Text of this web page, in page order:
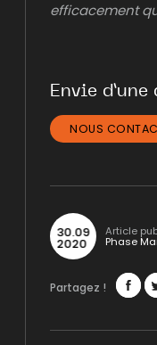
efficacement
Envie d’une
NOUS
30.09
2020
Article
Phase
Partagez !